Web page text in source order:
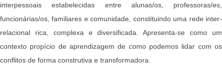
interpessoais estabelecidas entre alunas/os, professoras/es,
funcionárias/os, familiares e comunidade, constituindo uma rede inter-
relacional rica, complexa e diversificada. Apresenta-se como um
contexto propício de aprendizagem de como podemos lidar com os
conflitos de forma construtiva e transformadora.